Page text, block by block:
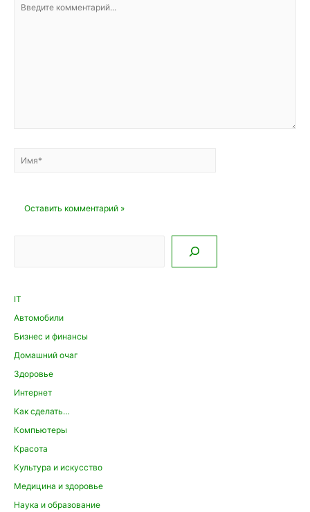
комментарий...
IT
Автомобили
Бизнес и финансы
Домашний очаг
Здоровье
Интернет
Как сделать…
Компьютеры
Красота
Культура и искусство
Медицина и здоровье
Наука и образование